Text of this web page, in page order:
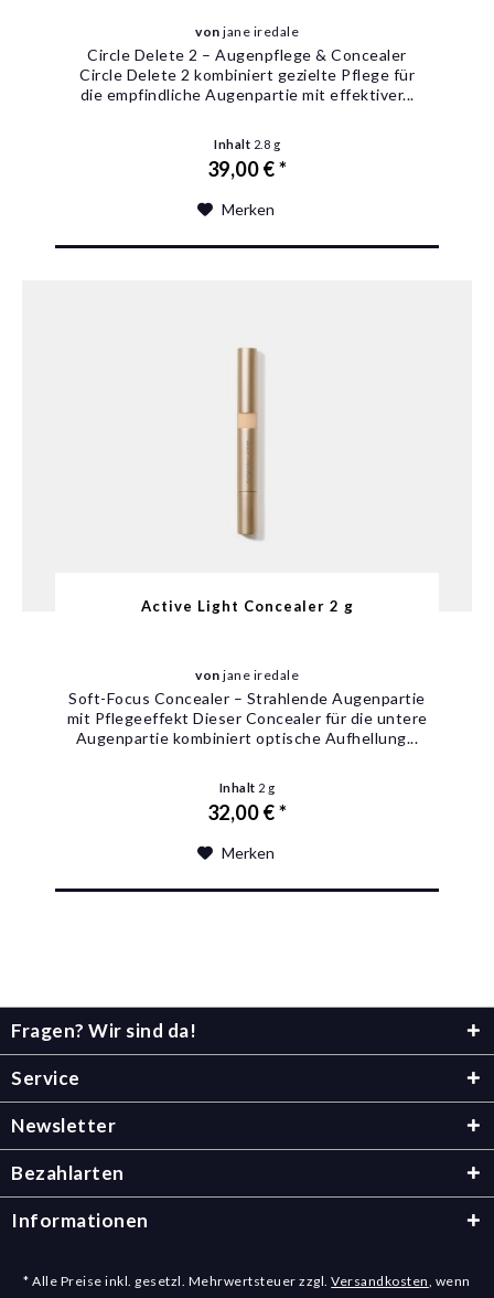
vonjane iredale
Circle Delete 2 – Augenpflege & Concealer
Circle Delete 2 kombiniert gezielte Pflege für
die empfindliche Augenpartie mit effektiver...
Inhalt 2.8 g
39,00 € *
Merken
Active Light Concealer 2 g
vonjane iredale
Soft-Focus Concealer – Strahlende Augenpartie
mit Pflegeeffekt Dieser Concealer für die untere
Augenpartie kombiniert optische Aufhellung...
Inhalt 2 g
32,00 € *
Merken
Fragen? Wir sind da!
Service
Newsletter
Bezahlarten
Informationen
* Alle Preise inkl. gesetzl. Mehrwertsteuer zzgl.Versandkosten , wenn